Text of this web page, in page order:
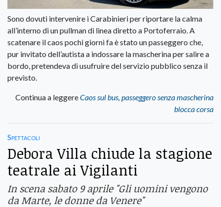
Sono dovuti intervenire i Carabinieri per riportare la calma
all’interno di un pullman di linea diretto a Portoferraio. A
scatenare il caos pochi giorni fa è stato un passeggero che,
pur invitato dell’autista a indossare la mascherina per salire a
bordo, pretendeva di usufruire del servizio pubblico senza il
previsto.
Continua a leggereCaos sul bus, passeggero senza mascherina
blocca corsa
Spettacoli
Debora Villa chiude la stagione
teatrale ai Vigilanti
In scena sabato 9 aprile "Gli uomini vengono
da Marte, le donne da Venere"